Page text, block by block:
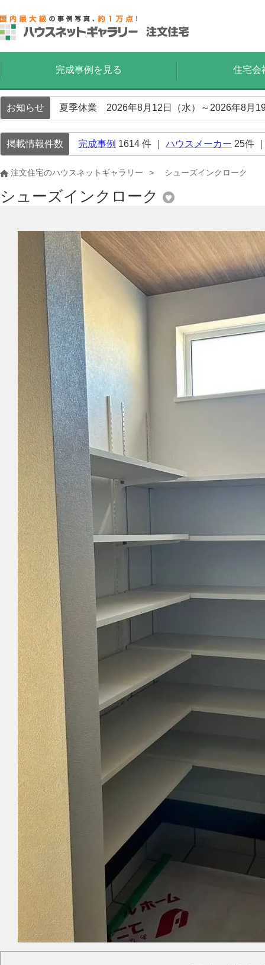
完成事例を見る 住宅会
お知らせ 夏季休業 2026年8月12日（水）～2026年8月
掲載情報件数 完成事例 1614 件 ｜ ハウスメーカー 25件
注文住宅のハウスネットギャラリー シューズインクローク
シューズインクローク